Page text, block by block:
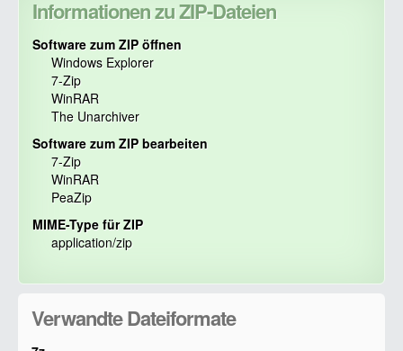
Informationen zu ZIP-Dateien
Software zum ZIP öffnen
Windows Explorer
7-Zip
WinRAR
The Unarchiver
Software zum ZIP bearbeiten
7-Zip
WinRAR
PeaZip
MIME-Type für ZIP
application/zip
Verwandte Dateiformate